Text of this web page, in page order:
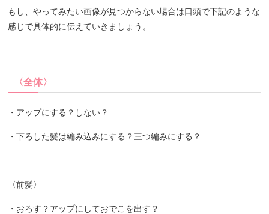
もし、やってみたい画像が見つからない場合は口頭で下記のような
感じで具体的に伝えていきましょう。
〈全体〉
・アップにする？しない？
・下ろした髪は編み込みにする？三つ編みにする？
〈前髪〉
・おろす？アップにしておでこを出す？